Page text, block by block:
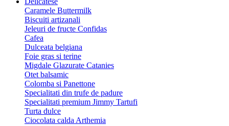
Caramele Buttermilk
Biscuiti artizanali
Jeleuri de fructe Confidas
Cafea
Dulceata belgiana
Foie gras si terine
Migdale Glazurate Catanies
Otet balsamic
Colomba si Panettone
Specialitati din trufe de padure
Specialitati premium Jimmy Tartufi
Turta dulce
Ciocolata calda Arthemia